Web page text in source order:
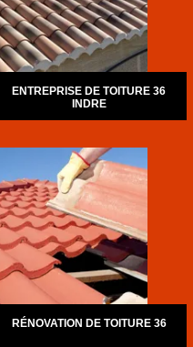
ENTREPRISE DE TOITURE 36
INDRE
RÉNOVATION DE TOITURE 36